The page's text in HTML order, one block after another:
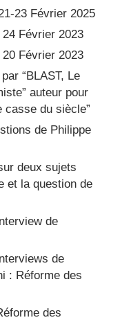
23 Février 2025
Février 2023
Février 2023
“BLAST, Le
auteur pour
casse du siècle”
de Philippe
deux sujets
et la question de
de
de
: Réforme des
des